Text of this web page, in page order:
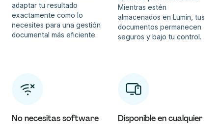
adaptar tu resultado
exactamente como lo
necesites para una gestión
documental más eficiente.
Mientras estén
almacenados en Lumin, tus
documentos permanecen
seguros y bajo tu control.
No necesitas software
Disponible en cualquier